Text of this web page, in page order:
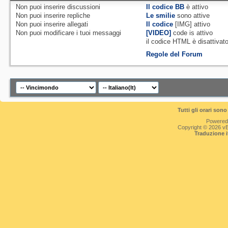
favorire
lavorative e
territorio
verificare se il
database
accesso a
che non
per Randstad
Non puoi inserire discussioni
Non puoi inserire repliche
Non puoi inserire allegati
Non puoi modificare i tuoi messaggi
Il codice BB èattivo
Le smilie sono attive
Il codice [IMG]attivo
[VIDEO] code isattivo
il codice HTML è
Regole del Forum
Tutti gli orari
Copyright © 2026
Traduzione